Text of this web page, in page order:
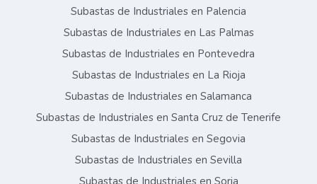
Subastas de Industriales en Palencia
Subastas de Industriales en Las Palmas
Subastas de Industriales en Pontevedra
Subastas de Industriales en La Rioja
Subastas de Industriales en Salamanca
Subastas de Industriales en Santa Cruz de Tenerife
Subastas de Industriales en Segovia
Subastas de Industriales en Sevilla